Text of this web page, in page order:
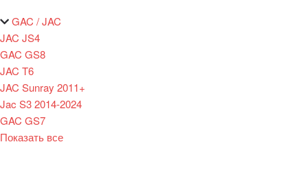
GAC / JAC
JAC JS4
GAC GS8
JAC T6
JAC Sunray 2011+
Jac S3 2014-2024
GAC GS7
Показать все